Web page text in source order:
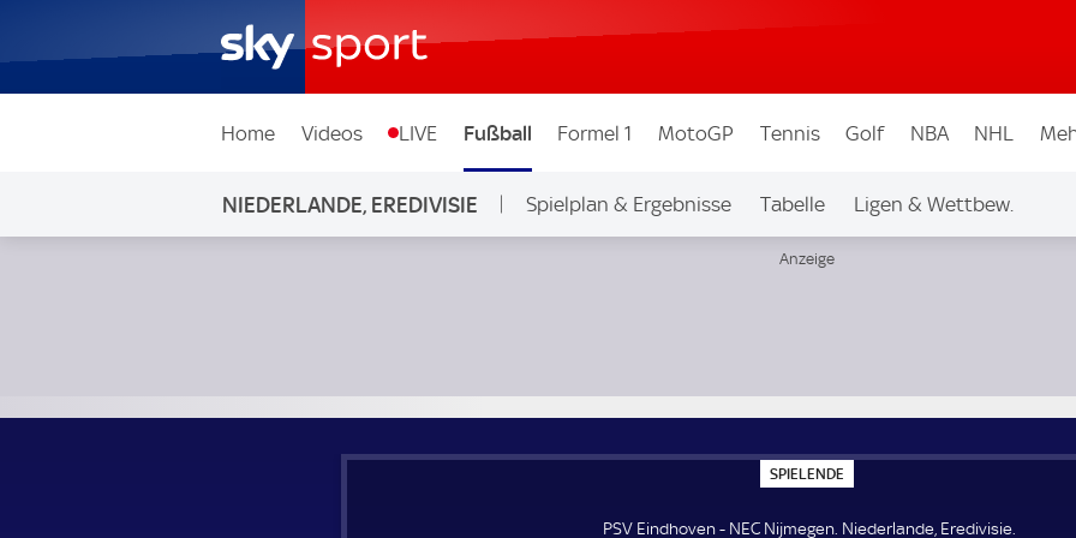
Home Videos LIVE Fußball Formel 1 MotoGP Tennis Golf NBA NHL
NIEDERLANDE, EREDIVISIE Spielplan & Ergebnisse Tabelle Ligen & Wettbew.
SPIELENDE
P
E
PSV Eindhoven - NEC Nijmegen. Niederlande, Eredivisie.